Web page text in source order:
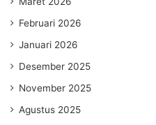
Februari 2026
Januari 2026
Desember 2025
November 2025
Agustus 2025